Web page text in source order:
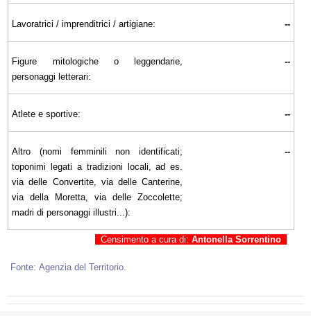
Lavoratrici / imprenditrici / artigiane: --
Figure mitologiche o leggendarie,
personaggi letterari:
--
Atlete e sportive: --
Altro (nomi femminili non identificati;
toponimi legati a tradizioni locali, ad es.
via delle Convertite, via delle Canterine,
via della Moretta, via delle Zoccolette;
madri di personaggi illustri...):
--
Censimento a cura di: Antonella Sorrentino
Fonte: Agenzia del Territorio.